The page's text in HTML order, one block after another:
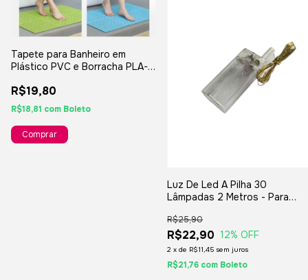
Tapete para Banheiro em
Plástico PVC e Borracha PLA-
R$19,80
R$18,81 com Boleto
Luz De Led A Pilha 30
Lâmpadas 2 Metros - Para
R$22,90
R$25,90
12% OFF
2 x de R$11,45 sem juros
R$21,76 com Boleto